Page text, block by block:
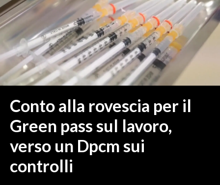
MEDIO CAMPIDANO
ORISTANO E PROVINCIA
SASSARI E PROVINCIA
GALLURA
NUORO E PROVINCIA
OGLIASTRA
ITALIA
MONDO
POLITICA
Conto alla rovescia per il
Green pass sul lavoro,
verso un Dpcm sui
controlli